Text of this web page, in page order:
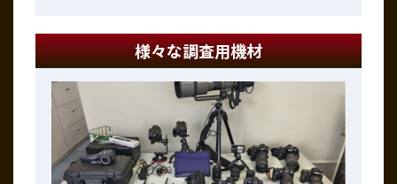
様々な調査用機材